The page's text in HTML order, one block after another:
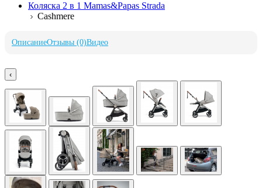
Коляска 2 в 1 Mamas&Papas Strada
Cashmere
ОписаниеОтзывы (0)Видео
‹